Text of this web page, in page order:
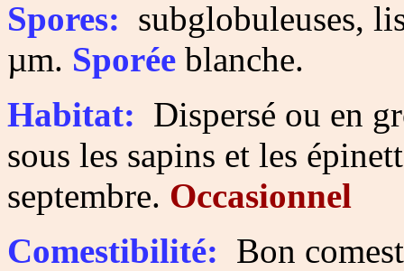
Spores: subglobuleuses,
µm. Sporée blanche.
Habitat: Dispersé ou en
sous les sapins et les
septembre. Occasionnel
Comestibilité: Bon